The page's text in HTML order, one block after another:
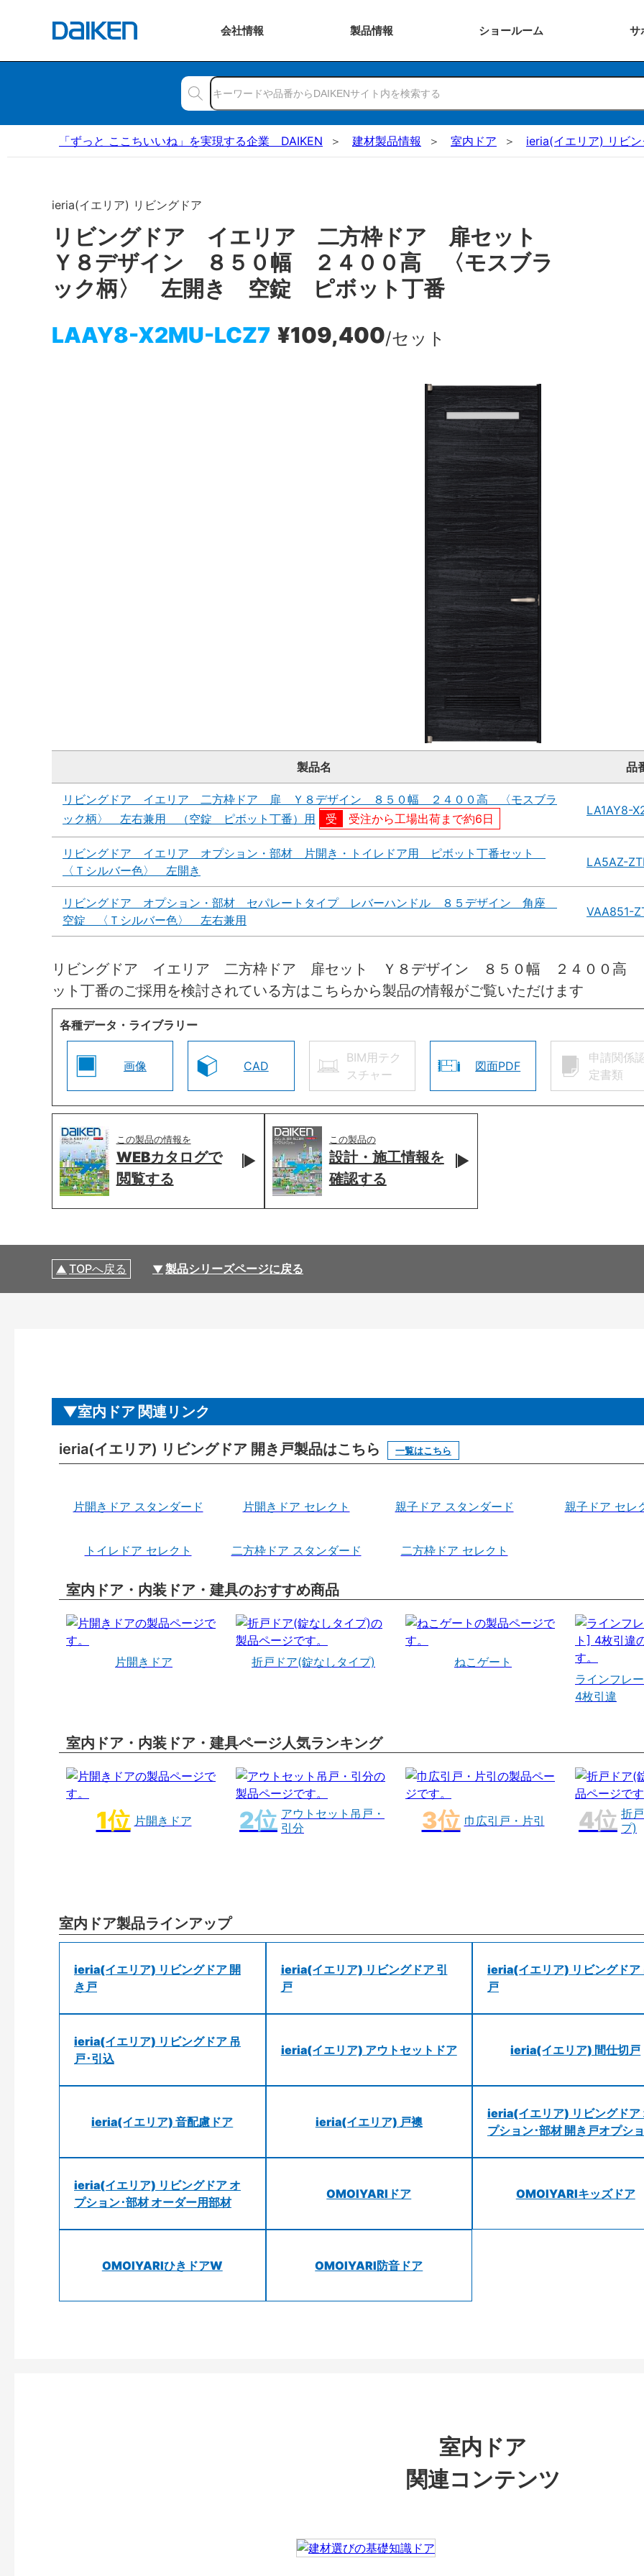
会社情報 製品情報 ショールーム サ
「ずっと ここちいいね」を実現する企業 DAIKEN 建材製品情報 室内ドア ieria(イエリア) リビ
ieria(イエリア) リビングドア
リビングドア イエリア 二方枠ドア 扉セット
Ｙ８デザイン ８５０幅 ２４００高 〈モスブラ
ック柄〉 左開き 空錠 ピボット丁番
LAAY8-X2MU-LCZ7 ¥109,400/セット
製品名 品
リビングドア イエリア 二方枠ドア 扉 Ｙ８デザイン ８５０幅 ２４００高 〈モスブラ
ック柄〉 左右兼用 （空錠 ピボット丁番）用
受注から工場出荷まで約6日
LA1AY8-
リビングドア イエリア オプション・部材 片開き・トイレドア用 ピボット丁番セット
〈Ｔシルバー色〉 左開き
LA5AZ-
リビングドア オプション・部材 セパレートタイプ レバーハンドル ８５デザイン 角座
空錠 〈Ｔシルバー色〉 左右兼用
VAA851-
リビングドア イエリア 二方枠ドア 扉セット Ｙ８デザイン ８５０幅 ２４００
ット丁番のご採用を検討されている方はこちらから製品の情報がご覧いただけます
各種データ・ライブラリー
画像 CAD
BIM用テク
スチャー
図面PDF
申請関係
定書類
この製品の情報を
WEBカタログで
閲覧する
この製品の
設計・施工情報を
確認する
TOPへ戻る 製品シリーズページに戻る
室内ドア 関連リンク
ieria(イエリア) リビングドア 開き戸製品はこちら 一覧はこちら
片開きドア スタンダード 片開きドア セレクト 親子ドア スタンダード 親子ドア セレ
トイレドア セレクト 二方枠ドア スタンダード 二方枠ドア セレクト
室内ドア・内装ドア・建具のおすすめ商品
片開きドア 折戸ドア(錠なしタイプ)
ねこゲート
ラインフレ
4枚引違
室内ドア・内装ドア・建具ページ人気ランキング
片開きドア
アウトセット吊戸・
引分
巾広引戸・片引
折
プ)
室内ドア製品ラインアップ
ieria(イエリア) リビングドア 開
き戸
ieria(イエリア) リビングドア 引
戸
ieria(イエリア) リビングドア
戸
ieria(イエリア) リビングドア 吊
戸･引込
ieria(イエリア) アウトセットドア ieria(イエリア) 間仕切戸
ieria(イエリア) 音配慮ドア ieria(イエリア) 戸襖
ieria(イエリア) リビングドア
プション･部材 開き戸オプシ
ieria(イエリア) リビングドア オ
プション･部材 オーダー用部材
OMOIYARIドア OMOIYARIキッズドア
OMOIYARIひきドアW OMOIYARI防音ドア
室内ドア
関連コンテンツ